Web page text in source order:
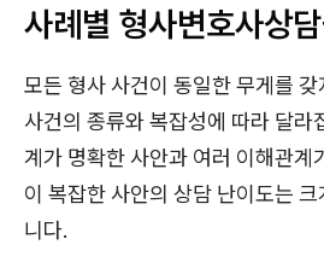
사례별 형사변호사상
모든 형사 사건이 동일한 무게를
사건의 종류와 복잡성에 따라 달라
계가 명확한 사안과 여러 이해관계
이 복잡한 사안의 상담 난이도는
니다.